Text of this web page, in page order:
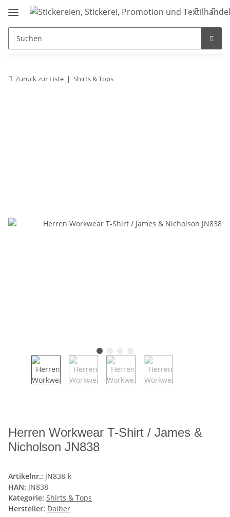
Zurück zur Liste Shirts & Tops
Herren Workwear T-Shirt / James &
Nicholson JN838
Artikelnr.: JN838-k
HAN: JN838
Kategorie: Shirts & Tops
Hersteller: Daiber